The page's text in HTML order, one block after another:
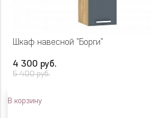
Шкаф навесной "Борги"
4 300 руб.
5 400 руб.
В корзину